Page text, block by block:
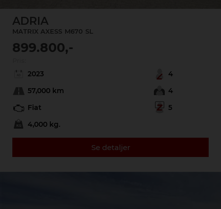
ADRIA
MATRIX AXESS M670 SL
899.800,-
2023
4
57,000 km
4
Fiat
5
4,000 kg.
Se detaljer